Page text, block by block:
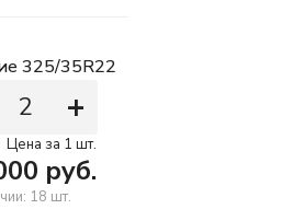
325/35R22
+
Цена за 1 шт.
руб.
18 шт.